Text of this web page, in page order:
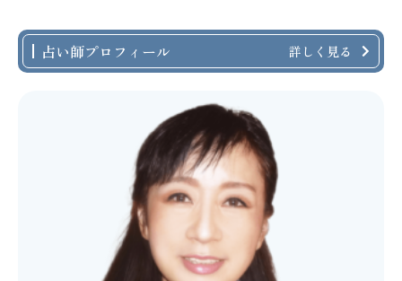
占い師プロフィール 詳しく見る